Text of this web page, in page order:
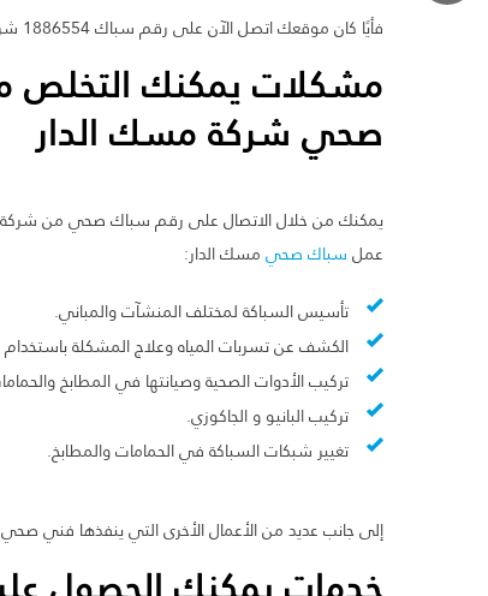
فأيًا كان موقعك اتصل الآن على رقم سباك 1886554 شركة مسك الدار ليصلك أفضل
مشكلات يمكنك التخلص
صحي شركة مسك الدار
يمكنك من خلال الاتصال على رقم سباك صحي من شركة
عملسباك صحيمسك الدار:
تأسيس السباكة لمختلف المنشآت والمباني.
الكشف عن تسربات المياه وعلاج المشكلة باستخدام
تركيب الأدوات الصحية وصيانتها في المطابخ
تركيب البانيو و الجاكوزي.
تغيير شبكات السباكة في الحمامات والمطابخ.
إلى جانب عديد من الأعمال الأخرى التي ينفذها فني